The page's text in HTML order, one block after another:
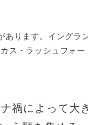
ります。イングラ
・ラッシュフォー
禍によって大